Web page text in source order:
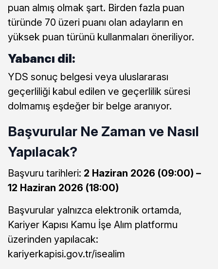
puan almış olmak şart. Birden fazla puan
türünde 70 üzeri puanı olan adayların en
yüksek puan türünü kullanmaları öneriliyor.
Yabancı dil:
YDS sonuç belgesi veya uluslararası
geçerliliği kabul edilen ve geçerlilik süresi
dolmamış eşdeğer bir belge aranıyor.
Başvurular Ne Zaman ve Nasıl
Yapılacak?
Başvuru tarihleri: 2 Haziran 2026 (09:00) –
12 Haziran 2026 (18:00)
Başvurular yalnızca elektronik ortamda,
Kariyer Kapısı Kamu İşe Alım platformu
üzerinden yapılacak:
kariyerkapisi.gov.tr/isealim